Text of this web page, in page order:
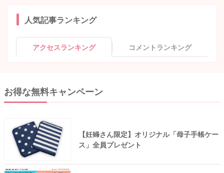
人気記事ランキング
アクセスランキング コメントランキング
お得な無料キャンペーン
【妊婦さん限定】オリジナル「母子手帳ケー
ス」全員プレゼント